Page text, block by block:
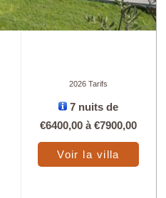
2026 Tarifs
7 nuits de
€6400,00 à€7900,00
Voir la villa